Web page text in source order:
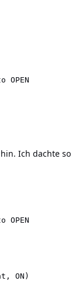
OPEN
Ich dachte so
OPEN